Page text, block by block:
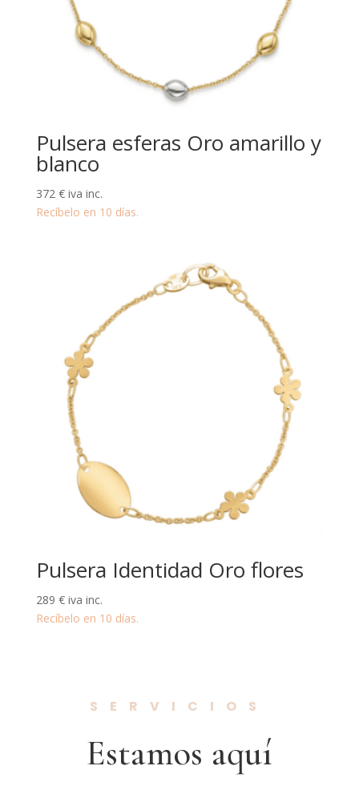
Pulsera esferas Oro amarillo y
blanco
372 € iva inc.
Recíbelo en 10 días.
Pulsera Identidad Oro flores
289 € iva inc.
Recíbelo en 10 días.
SERVICIOS
Estamos aquí